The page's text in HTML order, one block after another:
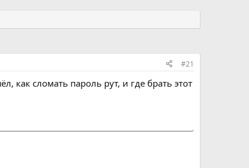
#21
сломать пароль рут, и где брать этот